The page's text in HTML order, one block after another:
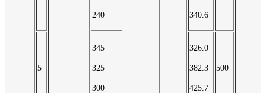
240 340.6
5
345
325
300
326.0
382.3
425.7
500